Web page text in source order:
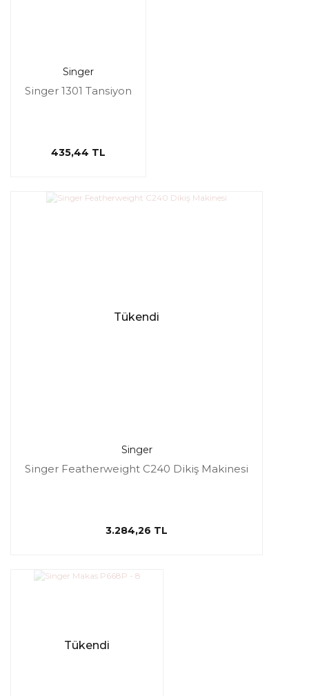
Singer
Singer 1301 Tansiyon
435,44 TL
Tükendi
Singer
Singer Featherweight C240 Dikiş Makinesi
3.284,26 TL
Tükendi